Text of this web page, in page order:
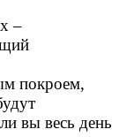
–
покроем,
вы весь день